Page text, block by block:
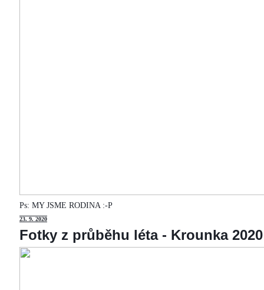
Ps: MY JSME RODINA :-P
23. 9. 2020
Fotky z průběhu léta - Krounka